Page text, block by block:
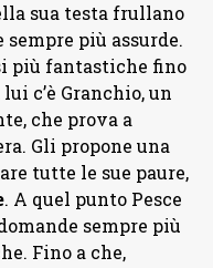
sua testa frullano
più assurde.
più fantastiche fino
c’è Granchio, un
che prova a
Gli propone una
tutte le sue paure,
. A quel punto Pesce
sempre più
Fino a che,